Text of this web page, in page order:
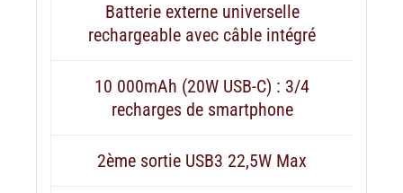
Batterie externe universelle
rechargeable avec câble intégré
10 000mAh (20W USB-C) : 3/4
recharges de smartphone
2ème sortie USB3 22,5W Max